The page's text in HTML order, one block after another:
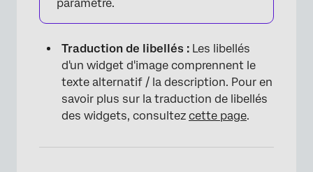
paramètre.
Traduction de libellés : Les libellés
d'un widget d'image comprennent le
texte alternatif / la description. Pour en
savoir plus sur la traduction de libellés
des widgets, consultez cette page.